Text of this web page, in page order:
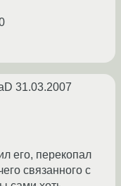
31.03.2007
его, перекопал
связанного с